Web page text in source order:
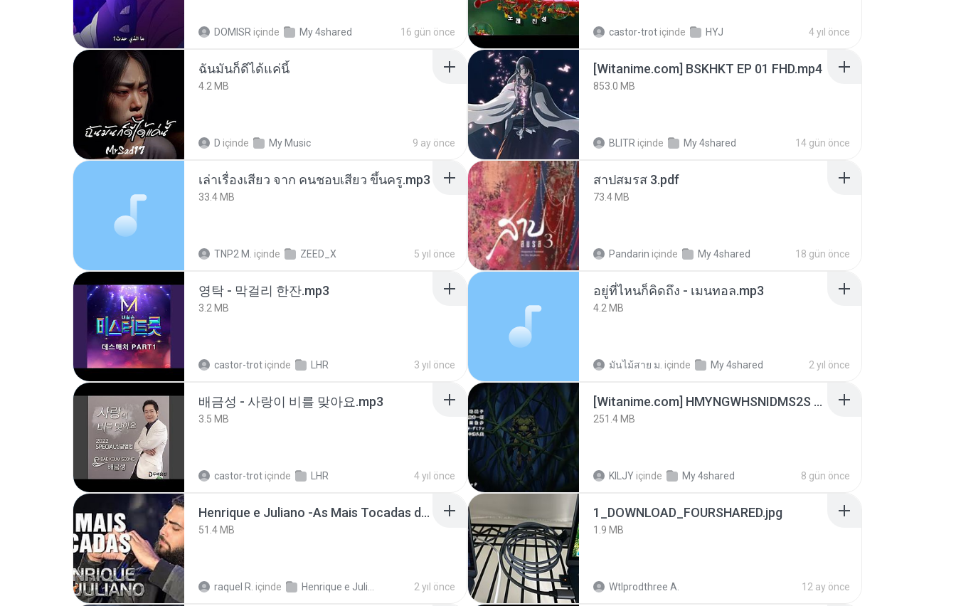
DOMISR içinde My 4shared 16 gün önce castor-trot içinde HYJ 4 yıl önce
ฉันมันก็ดีได้แค่นี้
4.2 MB
D içinde My Music 9 ay önce
[Witanime.com] BSKHKT EP 01 FHD.mp4
853.0 MB
BLITR içinde My 4shared 14 gün önce
เล่าเรื่องเสียว จาก คนชอบเสียว ขึ้นครู.mp3
33.4 MB
TNP2 M. içinde ZEED_X 5 yıl önce
สาปสมรส 3.pdf
73.4 MB
Pandarin içinde My 4shared 18 gün önce
영탁 - 막걸리 한잔.mp3
3.2 MB
castor-trot içinde LHR 3 yıl önce
อยู่ที่ไหนก็คิดถึง - เมนทอล.mp3
4.2 MB
มันไม้สาย ม. içinde My 4shared 2 yıl önce
배금성 - 사랑이 비를 맞아요.mp3
3.5 MB
castor-trot içinde LHR 4 yıl önce
[Witanime.com] HMYNGWHSNIDMS2S EP 05 HD.mp4
251.4 MB
KILJY içinde My 4shared 8 gün önce
Henrique e Juliano -As Mais Tocadas do Henrique e Juliano 2021 -Top Sertanejo 2021,Cd Completo 2021
51.4 MB
raquel R. içinde 2 yıl önce
1_DOWNLOAD_FOURSHARED.jpg
1.9 MB
Wtlprodthree A. 12 ay önce